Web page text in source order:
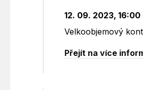
12. 09. 2023,
Velkoobjemový
Přejít na více